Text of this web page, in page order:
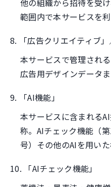
他の組織から招待を受
範囲内で本サービスを
8. 「広告クリエイティブ」
本サービスで管理され
広告用デザインデータ
9. 「AI機能」
本サービスに含まれる
称。AIチェック機能（
号）その他のAIを用いた
10. 「AIチェック機能」